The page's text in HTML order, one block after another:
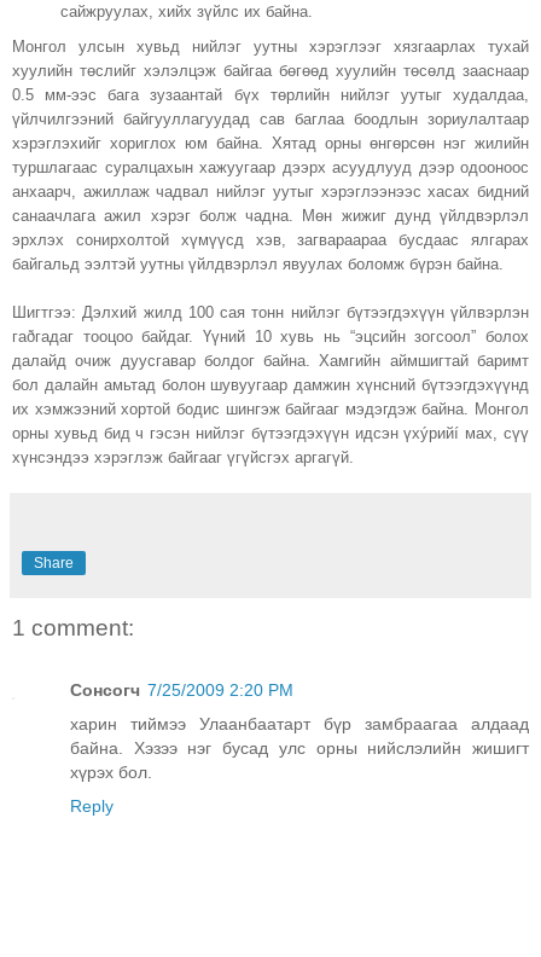
сайжруулах, хийх зүйлс их байна.
Монгол улсын хувьд нийлэг уутны хэрэглээг хязгаарлах тухай
хуулийн төслийг хэлэлцэж байгаа бөгөөд хуулийн төсөлд зааснаар
0.5 мм-ээс бага зузаантай бүх төрлийн нийлэг уутыг худалдаа,
үйлчилгээний байгууллагуудад сав баглаа боодлын зориулалтаар
хэрэглэхийг хориглох юм байна. Хятад орны өнгөрсөн нэг жилийн
туршлагаас суралцахын хажуугаар дээрх асуудлууд дээр одооноос
анхаарч, ажиллаж чадвал нийлэг уутыг хэрэглээнээс хасах бидний
санаачлага ажил хэрэг болж чадна.
Мөн жижиг дунд үйлдвэрлэл
эрхлэх сонирхолтой хүмүүсд хэв, загвараараа бусдаас ялгарах
байгальд ээлтэй уутны үйлдвэрлэл явуулах боломж бүрэн байна.
Шигтгээ: Дэлхий жилд 100 сая тонн нийлэг бүтээгдэхүүн үйлвэрлэн
гаðгадаг тооцоо байдаг. Үүний 10 хувь нь “эцсийн зогсоол” болох
далайд очиж дуусгавар болдог байна. Хамгийн аймшигтай баримт
бол далайн амьтад болон шувуугаар дамжин хүнсний бүтээгдэхүүнд
их хэмжээний хортой бодис шингэж байгааг мэдэгдэж байна.
Монгол
орны хувьд бид ч гэсэн нийлэг бүтээгдэхүүн идсэн үхýрийí мах, сүү
хүнсэндээ хэрэглэж байгааг үгүйсгэх аргагүй.
Share
1 comment:
Сонсогч 7/25/2009 2:20 PM
харин тиймээ Улаанбаатарт бүр замбраагаа алдаад
байна. Хэзээ нэг бусад улс орны нийслэлийн жишигт
хүрэх бол.
Reply